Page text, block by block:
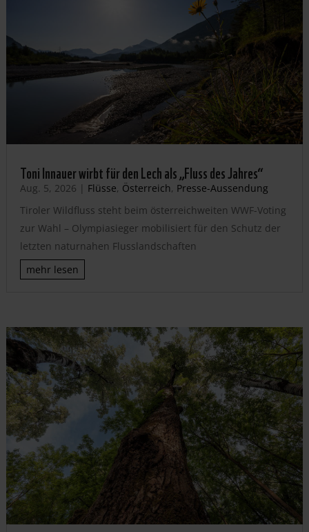
Toni Innauer wirbt für den Lech als „Fluss des Jahres“
Aug. 5, 2026 | Flüsse, Österreich, Presse-Aussendung
Tiroler Wildfluss steht beim österreichweiten WWF-Voting
zur Wahl – Olympiasieger mobilisiert für den Schutz der
letzten naturnahen Flusslandschaften
mehr lesen